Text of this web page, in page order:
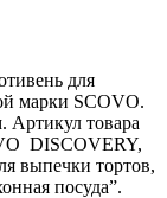
для
марки SCOVO.
Артикул товара
DISCOVERY,
выпечки тортов,
посуда”.